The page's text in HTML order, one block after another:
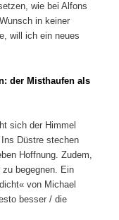
wie bei Alfons
in keiner
will ich ein neues
der Misthaufen als
sich der Himmel
Düstre stechen
Hoffnung. Zudem,
begegnen. Ein
von Michael
besser / die